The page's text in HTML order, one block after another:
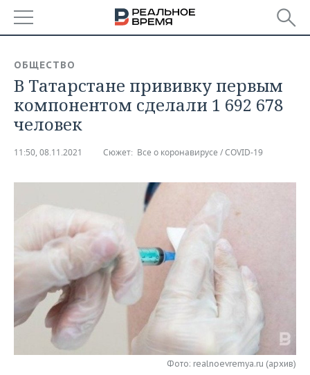
БАШКОРТОСТАН
ТАТАРСТАН
НОВОСТИ
АНАЛИТИКА
КОРОЛИ ГОСЗАКАЗА ПФО
ВУЗЫ ТАТАРСТАНА
КОМУ ПРИНАДЛЕЖАТ
ТОРГОВЫЕ ЦЕНТРЫ
ТАТАРСТАНА
ФИНАНСЫ
БАНКИ
БЮДЖЕТ
ИНВЕСТИЦИИ
НОВОСТИ
ПРОМЫШЛЕННОСТИ
АГРОПРОМ
МАШИНОСТРОЕНИЕ
НЕФТЕХИМИЯ
НЕФТЬ
НЕДВИЖИМОСТЬ
НОВОСТИ НЕДВИЖИМОСТИ
АВТО
НОВОСТИ АВТО
БИЗНЕС
НОВОСТИ БИЗНЕСА
РОЗНИЧНАЯ ТОРГОВЛЯ
ТЕХНОЛОГИИ
НОВОСТИ ТЕХНОЛОГИЙ
МЕРОПРИЯТИЯ
ОБЩЕСТВО
В Татарстане прививку первым
компонентом сделали 1 692 678
человек
11:50, 08.11.2021 Сюжет: Все о коронавирусе / COVID-19
Фото: realnoevremya.ru (архив)